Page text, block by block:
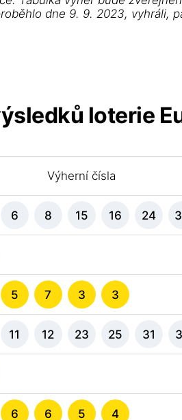
dne 9. 9. 2023, vyhráli,
loterie
Výherní čísla
6 8 15 16 24
5 7 3 3
11 12 23 25 31
6 6 5 4